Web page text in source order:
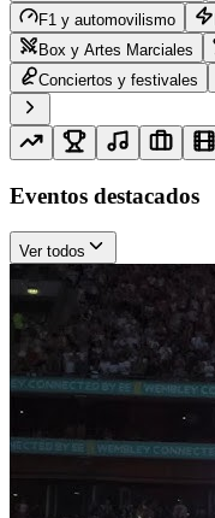
F1 y automovilismo
Box y Artes Marciales
Conciertos y festivales
Eventos destacados
Ver todos